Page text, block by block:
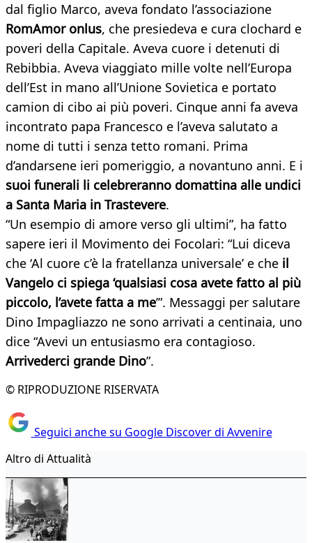
dal figlio Marco, aveva fondato l’associazione
RomAmor onlus, che presiedeva e cura clochard e
poveri della Capitale. Aveva cuore i detenuti di
Rebibbia. Aveva viaggiato mille volte nell’Europa
dell’Est in mano all’Unione Sovietica e portato
camion di cibo ai più poveri. Cinque anni fa aveva
incontrato papa Francesco e l’aveva salutato a
nome di tutti i senza tetto romani. Prima
d’andarsene ieri pomeriggio, a novantuno anni. E i
suoi funerali li celebreranno domattina alle undici
a Santa Maria in Trastevere.
“Un esempio di amore verso gli ultimi”, ha fatto
sapere ieri il Movimento dei Focolari: “Lui diceva
che ‘Al cuore c’è la fratellanza universale’ e che il
Vangelo ci spiega ‘qualsiasi cosa avete fatto al più
piccolo, l’avete fatta a me’”. Messaggi per salutare
Dino Impagliazzo ne sono arrivati a centinaia, uno
dice “Avevi un entusiasmo era contagioso.
Arrivederci grande Dino”.
© RIPRODUZIONE RISERVATA
Seguici anche su Google Discover di Avvenire
Altro di Attualità